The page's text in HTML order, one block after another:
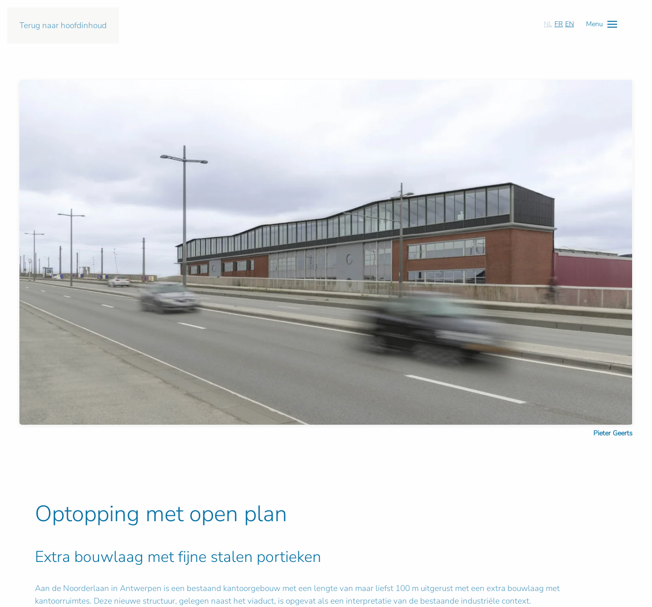
Terug naar hoofdinhoud NL FR EN Menu
Pieter Geerts
Optopping met open plan
Extra bouwlaag met fijne stalen portieken
Aan de Noorderlaan in Antwerpen is een bestaand kantoorgebouw met een lengte van maar liefst 100 m uitgerust met een extra bouwlaag met
kantoorruimtes. Deze nieuwe structuur, gelegen naast het viaduct, is opgevat als een interpretatie van de bestaande industriële context.